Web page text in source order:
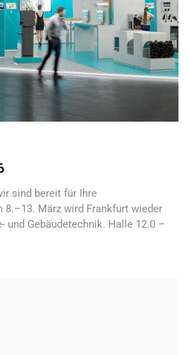
sind bereit für Ihre
8.–13. März wird Frankfurt wieder
und Gebäudetechnik. Halle 12.0 –